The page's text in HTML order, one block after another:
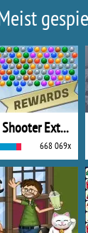
Bubble Shooter Extreme
668 069x